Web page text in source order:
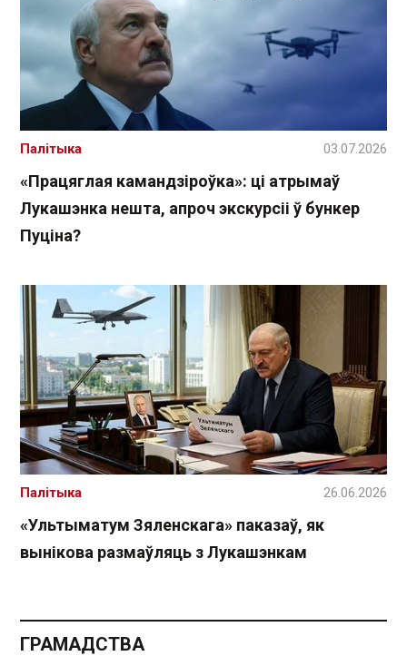
«Працяглая камандзіроўка»: ці атрымаў
Лукашэнка нешта, апроч экскурсіі ў бункер
Пуціна?
Палітыка 03.07.2026
«Ультыматум Зяленскага» паказаў, як
вынікова размаўляць з Лукашэнкам
Палітыка 26.06.2026
ГРАМАДСТВА